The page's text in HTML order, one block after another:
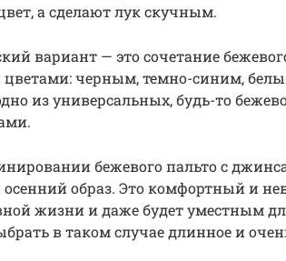
а сделают лук скучным.
вариант — это сочетание
черным, темно-синим,
из универсальных, будь-то
бежевого пальто с
образ. Это комфортный и
жизни и даже будет уместным
в таком случае длинное и